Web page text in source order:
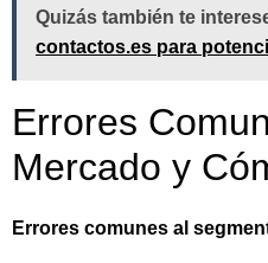
Quizás también te
contactos.es para
Errores
Mercado y
Errores comunes al